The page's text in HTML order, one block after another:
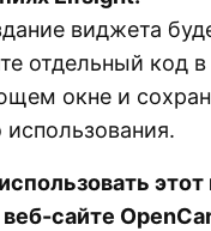
виджета
отдельный код
окне и
использования.
сайте